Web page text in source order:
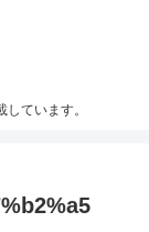
ています。